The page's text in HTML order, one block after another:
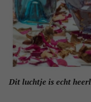
Dit luchtje is echt